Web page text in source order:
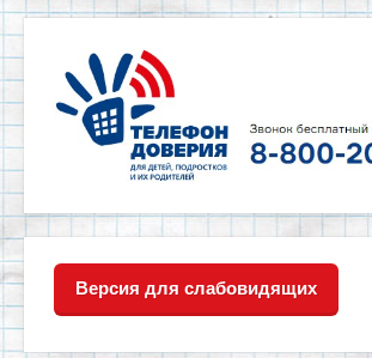
Версия для слабовидящих